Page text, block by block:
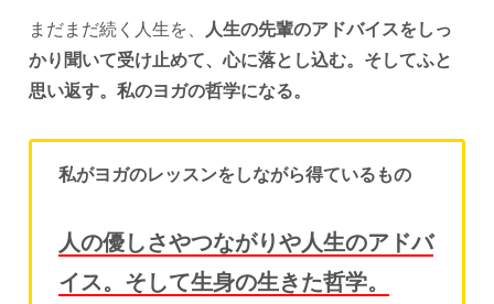
まだまだ続く人生を、
人生の先輩のアドバイスをしっ
かり聞いて受け止めて、心に落とし込む。そしてふと
思い返す。私のヨガの哲学になる。
私がヨガのレッスンをしながら得ているもの
人の優しさやつながりや人生のアドバ
イス。そして生身の生きた哲学。